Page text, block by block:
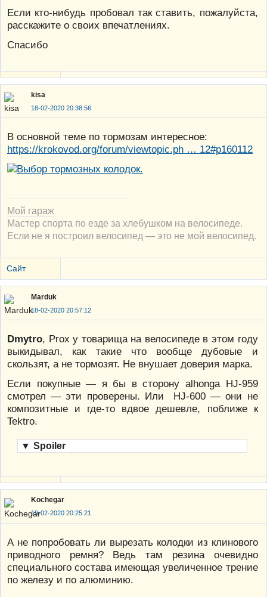
Если кто-нибудь пробовал так ставить, пожалуйста,
расскажите о своих впечатлениях.
Спасибо
kisa
18-02-2020 20:38:56
В основной теме по тормозам интересное:
https://krokovod.org/forum/viewtopic.ph … 12#p160112
Мой гараж
Мастер спорта по езде за хлебушком на велосипеде.
Если не я построил велосипед — это не мой велосипед.
Сайт
Marduk
18-02-2020 20:57:12
Dmytro, Prox у товарища на велосипеде в этом году
выкидывал, как такие что вообще дубовые и
скользят, а не тормозят. Не внушает доверия марка.
Если покупные — я бы в сторону alhonga HJ-959
смотрел — эти проверены. Или HJ-600 — они не
композитные и где-то вдвое дешевле, поближе к
Tektro.
▼ Spoiler
Kochegar
19-02-2020 20:25:21
А не попробовать ли вырезать колодки из клинового
приводного ремня? Ведь там резина очевидно
специального состава имеющая увеличенное трение
по железу и по алюминию.